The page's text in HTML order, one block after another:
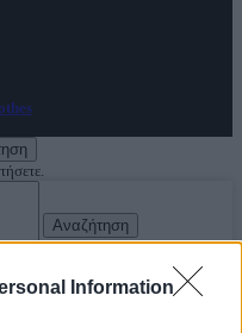
Information
Αναζήτηση